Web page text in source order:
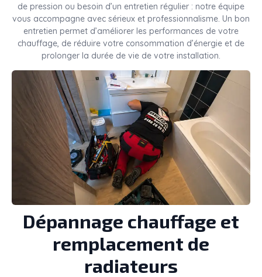
de pression ou besoin d’un entretien régulier : notre équipe
vous accompagne avec sérieux et professionnalisme. Un bon
entretien permet d’améliorer les performances de votre
chauffage, de réduire votre consommation d’énergie et de
prolonger la durée de vie de votre installation.
Dépannage chauffage et
remplacement de
radiateurs